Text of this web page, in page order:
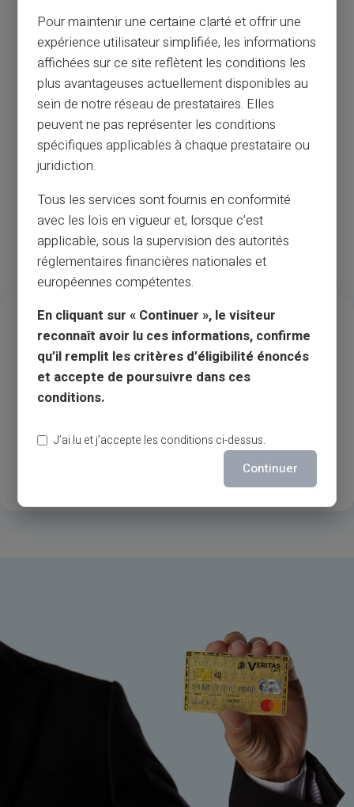
Перезагрузка Neosurf
* MVC — это услуга, предоставляемая только почтовым
отделением Франции. Пожалуйста, ознакомьтесь с
условиями использования в местном агентстве.
13
Многолетний опыт
37M
Прием продавцов и
банкоматов
1.3M
Довольные
Доступные страны
Pour maintenir une certaine clarté et offrir une
expérience utilisateur simplifiée, les informations
affichées sur ce site reflètent les conditions les
plus avantageuses actuellement disponibles au
sein de notre réseau de prestataires. Elles
peuvent ne pas représenter les conditions
spécifiques applicables à chaque prestataire ou
juridiction.
Tous les services sont fournis en conformité
avec les lois en vigueur et, lorsque c’est
applicable, sous la supervision des autorités
réglementaires financières nationales et
européennes compétentes.
En cliquant sur « Continuer », le visiteur
reconnaît avoir lu ces informations, confirme
qu’il remplit les critères d’éligibilité énoncés
et accepte de poursuivre dans ces
conditions.
J’ai lu et j’accepte les conditions ci-dessus.
Continuer